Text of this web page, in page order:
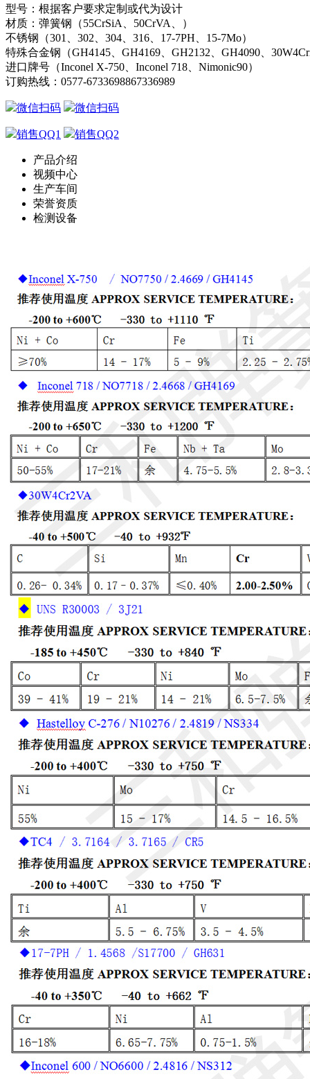
型号：根据客户要求定制或代为设计
材质：弹簧钢（55CrSiA、50CrVA、）
不锈钢（301、302、304、316、17-7PH、15-7Mo）
特殊合金钢（GH4145、GH4169、GH2132、GH4090、
进口牌号（Inconel X-750、Inconel 718、Nimonic90）
订购热线： 0577-6733698867336989
微信扫码 微信扫码
销售QQ1 销售QQ2
产品介绍
视频中心
生产车间
荣誉资质
检测设备